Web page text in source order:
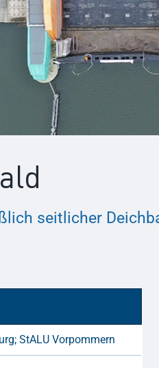
seitlicher
StALU Vorpommern